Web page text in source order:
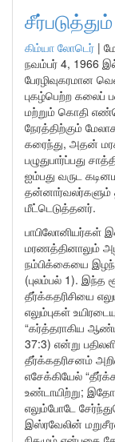
கிம்யா லோடெர் |
நவம்பர் 4, 1966
பேரழிவுகரமான
புகழ்பெற்ற கலைப்
மற்றும் கொதி
நேரத்திற்கும்
கரைந்து, அதன்
பழுதுபார்ப்பது
ஐம்பது வருட
தன்னார்வலர்களும்
மீட்டெடுத்தனர்.
பாபிலோனியர்கள்
மரணத்தினாலும்
நம்பிக்கையை
(புலம்பல் 1). இந்த
தீர்க்கதரிசியை
எலும்புகள்
“கர்த்தராகிய
37:3) என்று
தீர்க்கதரிசனம்
எசேக்கியேல்
உண்டாயிற்று;
எலும்போடே
இஸ்ரவேலின்